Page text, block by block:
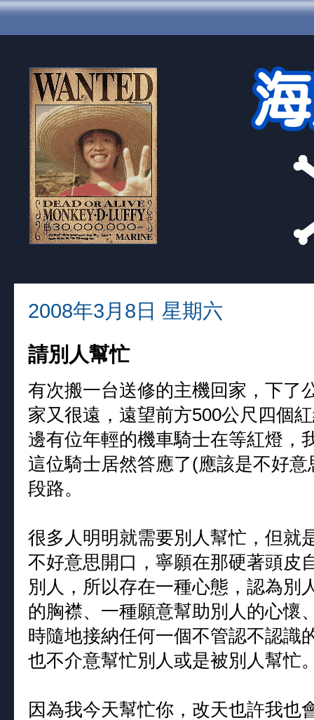
2008年3月8日 星期六
請別人幫忙
有次搬一台送修的主機回家，下了
家又很遠，遠望前方500公尺四個
邊有位年輕的機車騎士在等紅燈，
這位騎士居然答應了(應該是不好
段路。
很多人明明就需要別人幫忙，但就
不好意思開口，寧願在那硬著頭皮
別人，所以存在一種心態，認為別
的胸襟、一種願意幫助別人的心懷
時隨地接納任何一個不管認不認識
也不介意幫忙別人或是被別人幫忙
因為我今天幫忙你，改天也許我也